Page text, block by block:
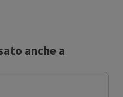
anche a